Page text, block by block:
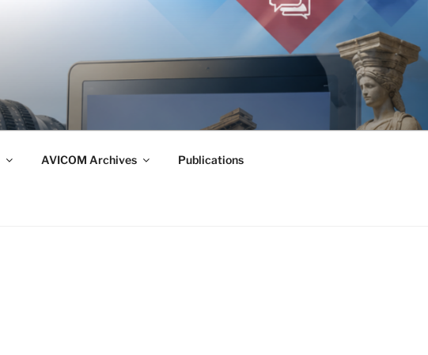
AVICOM Archives Publications